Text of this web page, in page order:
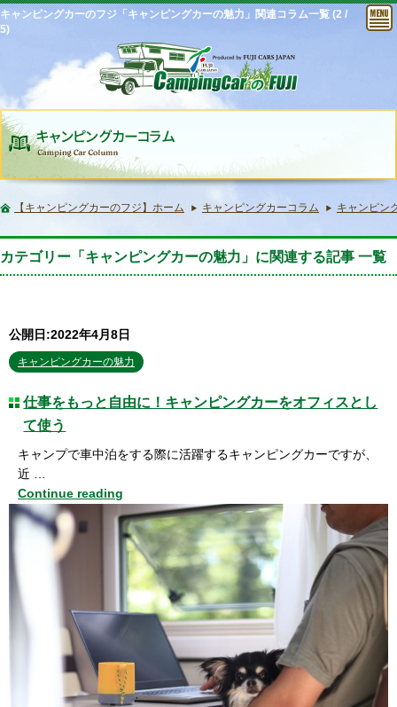
キャンピングカーのフジ「キャンピングカーの魅力」関連コラム一覧 (2 /
5)
【キャンピングカーのフジ】ホーム キャンピングカーコラム キャンピン
カテゴリー「キャンピングカーの魅力」に関連する記事 一覧
公開日:2022年4月8日
キャンピングカーの魅力
仕事をもっと自由に！キャンピングカーをオフィスとし
て使う
キャンプで車中泊をする際に活躍するキャンピングカーですが、
近 …
Continue reading